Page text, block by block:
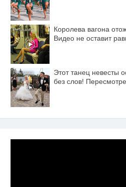
Королева вагона
Видео не оставит
Этот танец невесты
без слов!